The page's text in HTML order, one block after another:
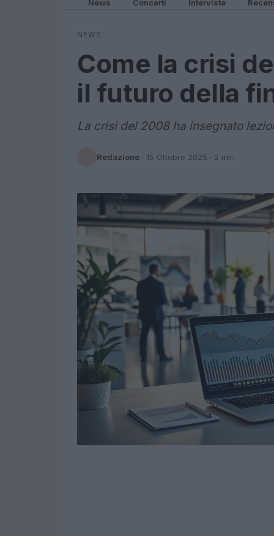
News Concerti Interviste
NEWS
Come la crisi
il futuro della
La crisi del 2008 ha insegnato
Redazione · 15 Ottobre 2025 · 2 min